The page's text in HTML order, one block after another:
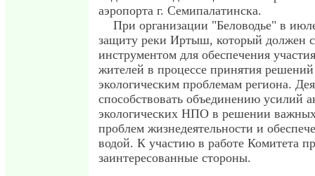
аэропорта г. Семипалатинска.
При организации "Беловодье" в
защиту реки Иртыш, который должен
инструментом для обеспечения
жителей в процессе принятия
экологическим проблемам региона.
способствовать объединению усилий
экологических НПО в решении
проблем жизнедеятельности и
водой. К участию в работе Комитета
заинтересованные стороны.